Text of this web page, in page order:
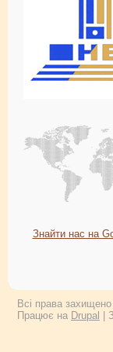
Знайти нас на
Всі права
Працює на Drupal |